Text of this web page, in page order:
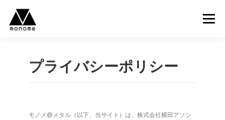
メニュー
プライバシーポリシー
モノメ@メタル（以下、当サイト）は、株式会社横田アソシ